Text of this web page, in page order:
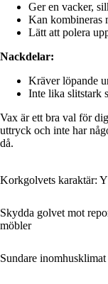
Ger en vacker,
Kan kombineras
Lätt att polera
Nackdelar:
Kräver löpande
Inte lika slitstark
Vax är ett bra val för
uttryck och inte har
då.
Korkgolvets karaktär:
Skydda golvet mot
möbler
Sundare